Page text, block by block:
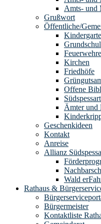
Amts- und
Grußwort
Öffentliche/
Kirchen
Friedhöfe
Offene
Ämter und
Geschenkideen
Kontakt
Anreise
Allianz
Wald
Rathaus &
Bürgermeister
Kontaktliste